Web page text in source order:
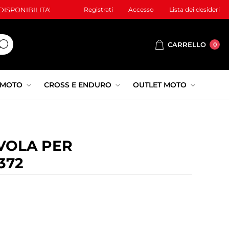
Registrati Accesso Lista dei desideri
CARRELLO 0
CROSS E ENDURO OUTLET MOTO
PER